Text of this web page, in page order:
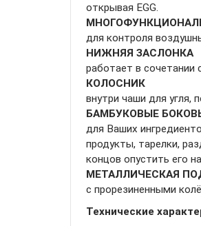
открывая EGG.
для контроля
НИЖНЯЯ ЗАСЛОНКА
работает в сочетании
КОЛОСНИК
внутри чаши для угля,
БАМБУКОВЫЕ
для Ваших
продукты, тарелки,
концов опустить его
МЕТАЛЛИЧЕСКАЯ
с прорезиненными
Технические